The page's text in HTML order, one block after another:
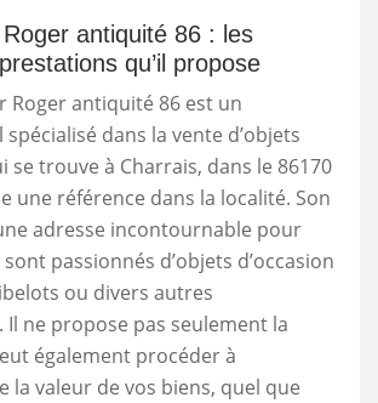
antiquité 86 : les
qu’il propose
Roger antiquité 86 est un
dans la vente d’objets
se trouve à Charrais, dans le 86170
une référence dans la localité. Son
adresse incontournable pour
passionnés d’objets d’occasion
ou divers autres
Il ne propose pas seulement la
également procéder à
la valeur de vos biens, quel que